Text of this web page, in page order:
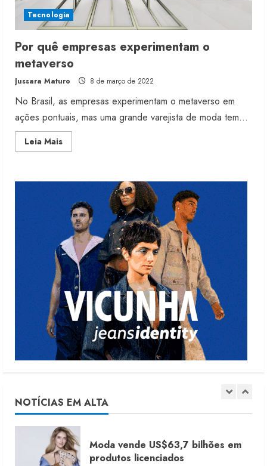
Tecnologia
Por quê empresas experimentam o
metaverso
Jussara Maturo 8 de março de 2022
No Brasil, as empresas experimentam o metaverso em
ações pontuais, mas uma grande varejista de moda tem...
Leia MaisRead
more
empresas
experimentam
metaverso
NOTÍCIAS EM ALTA
2
6 de agosto de 2026
Renata Caixeta assume Movimento
5 de agosto de 2026
5
Projeto testa passaporte digital na
moda nacional
4 de agosto de 2026
1
Dia dos Pais reforça retomada da
moda no varejo
7 de agosto de 2026
2
6 de agosto de 2026
Renata Caixeta assume Movimento
Sou de Algodão